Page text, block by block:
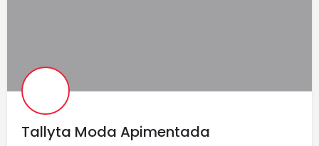
Tallyta Moda Apimentada